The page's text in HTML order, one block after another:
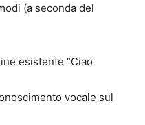
(a seconda del
esistente “Ciao
vocale sul